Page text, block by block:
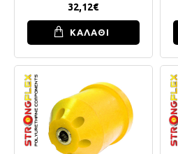
32,12€
ΚΑΛΑΘΙ